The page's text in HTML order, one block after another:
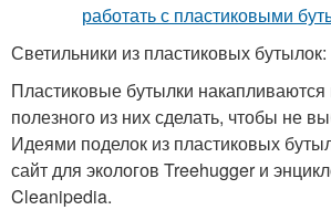
Светильники из пластиковых
Пластиковые бутылки
полезного из них сделать, чтобы не
Идеями поделок из пластиковых
сайт для экологов Treehugger и
Cleanipedia.